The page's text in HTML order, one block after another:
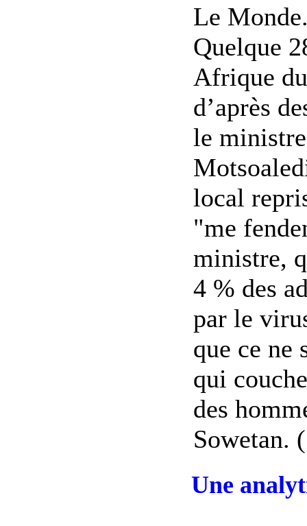
Le
Quelque
Afrique
d’après
le
local
"me
ministre,
4 % des
par le
que ce ne
qui
des
Sowetan.
Une